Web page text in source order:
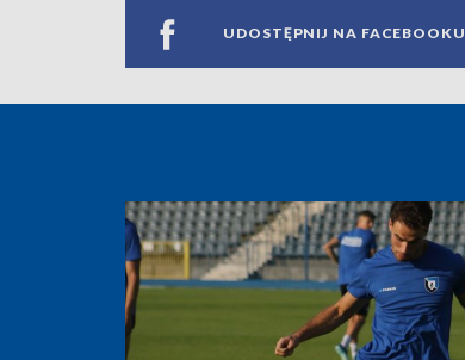
UDOSTĘPNIJ NA FACEBOOKU